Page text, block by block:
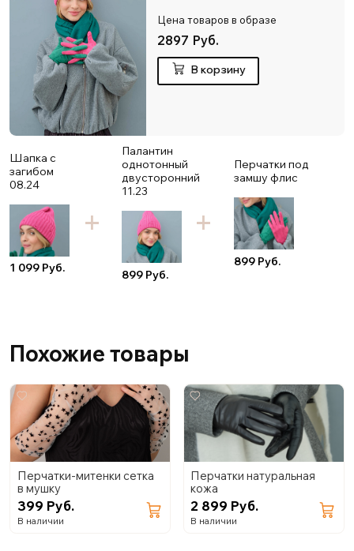
Цена товаров в образе
2897 Руб.
В корзину
Шапка с
загибом
08.24
1 099 Руб.
Палантин
однотонный
двусторонний
11.23
899 Руб.
Перчатки под
замшу флис
899 Руб.
Похожие товары
Перчатки-митенки сетка
в мушку
399 Руб.
В наличии
Перчатки натуральная
кожа
2 899 Руб.
В наличии